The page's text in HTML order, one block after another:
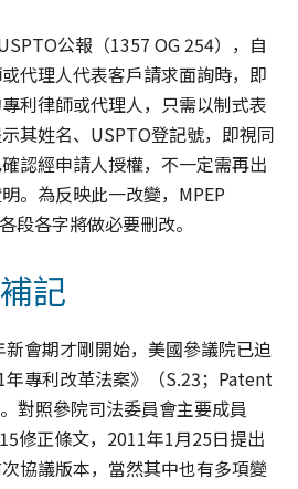
公報（1357 OG 254），自
代理人代表客戶請求面詢時，即
利律師或代理人，只需以制式表
其姓名、USPTO登記號，即視同
認經申請人授權，不一定需再出
。為反映此一改變，MPEP
段各字將做必要刪改。
記
會期才剛開始，美國參議院已迫
專利改革法案》（S.23；Patent
對照參院司法委員會主要成員
修正條文，2011年1月25日提出
協議版本，當然其中也有多項變